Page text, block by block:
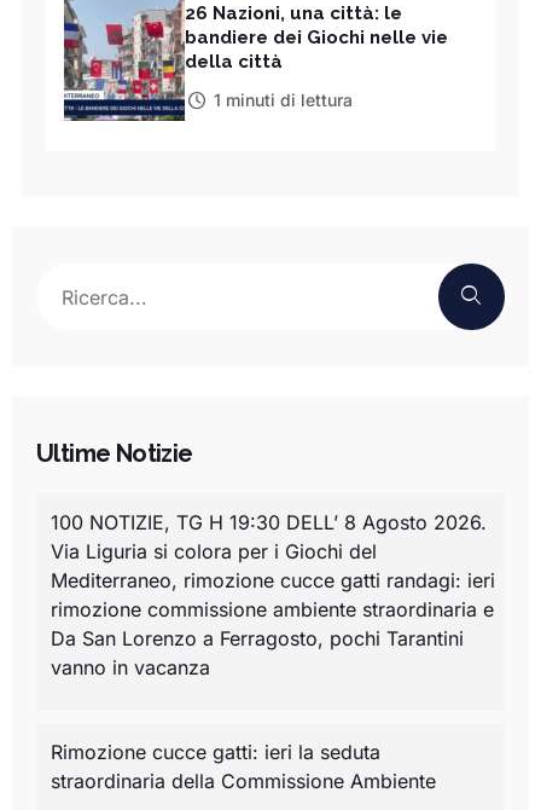
26 Nazioni, una città: le
bandiere dei Giochi nelle vie
della città
1 minuti di lettura
Ultime Notizie
100 NOTIZIE, TG H 19:30 DELL’ 8 Agosto 2026.
Via Liguria si colora per i Giochi del
Mediterraneo, rimozione cucce gatti randagi: ieri
rimozione commissione ambiente straordinaria e
Da San Lorenzo a Ferragosto, pochi Tarantini
vanno in vacanza
Rimozione cucce gatti: ieri la seduta
straordinaria della Commissione Ambiente